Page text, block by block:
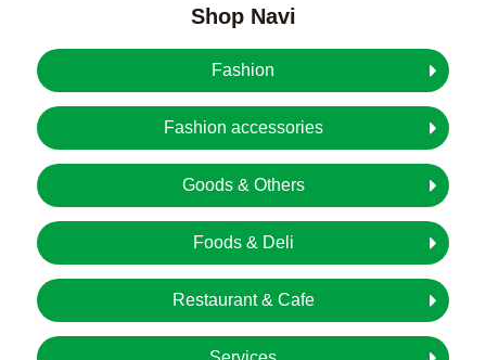
Shop Navi
Fashion
Fashion accessories
Goods & Others
Foods & Deli
Restaurant & Cafe